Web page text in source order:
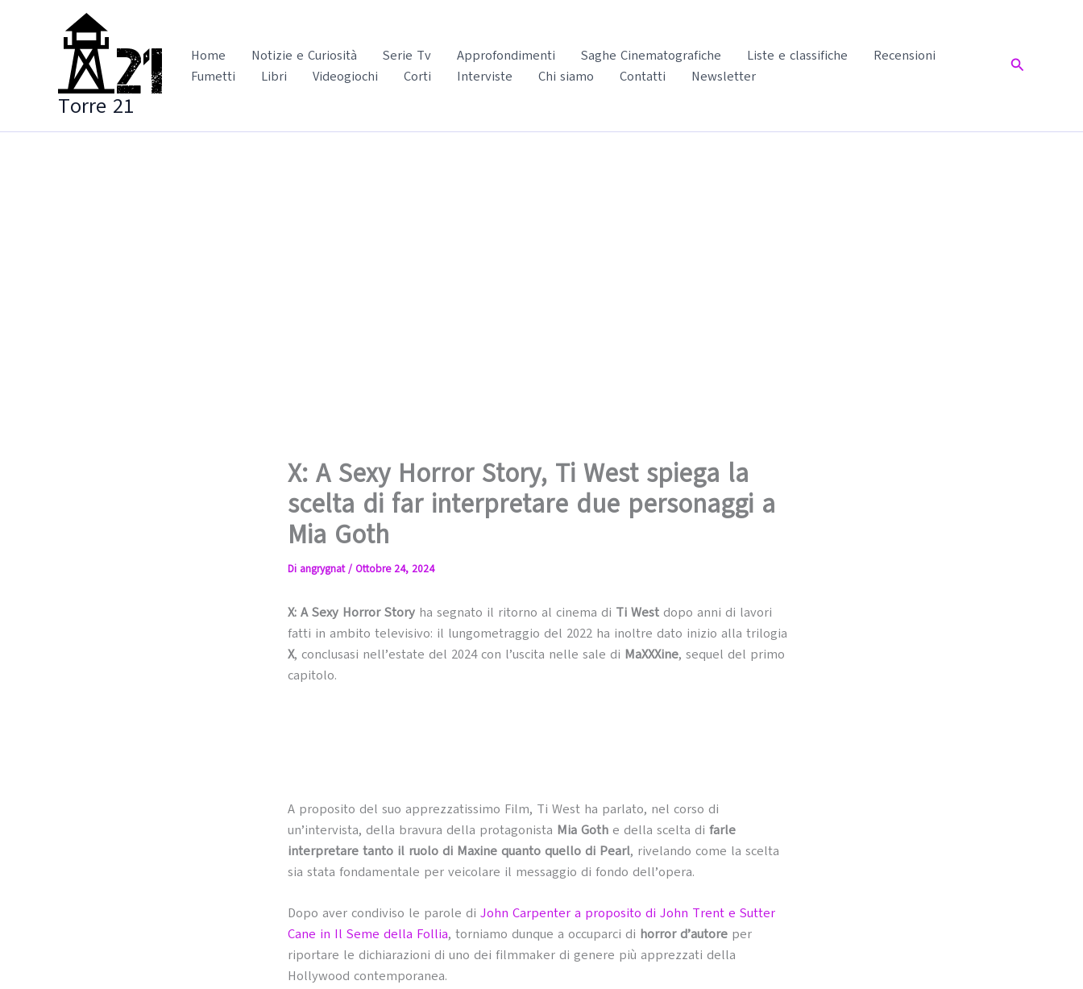
Torre 21
Home Notizie e Curiosità Serie Tv Approfondimenti Saghe Cinematografiche Liste e classifiche
Recensioni
Fumetti
Libri Videogiochi Corti Interviste Chi siamo Contatti Newsletter
Cerca
X: A Sexy Horror Story, Ti West spiega la
scelta di far interpretare due personaggi a
Mia Goth
Di angrygnat/ Ottobre 24, 2024
X: A Sexy Horror Story ha segnato il ritorno al cinema di Ti West dopo anni di lavori
fatti in ambito televisivo: il lungometraggio del 2022 ha inoltre dato inizio alla trilogia
X, conclusasi nell’estate del 2024 con l’uscita nelle sale di MaXXXine, sequel del primo
capitolo.
A proposito del suo apprezzatissimo Film, Ti West ha parlato, nel corso di
un’intervista, della bravura della protagonista Mia Goth e della scelta di farle
interpretare tanto il ruolo di Maxine quanto quello di Pearl, rivelando come la scelta
sia stata fondamentale per veicolare il messaggio di fondo dell’opera.
Dopo aver condiviso le parole di John Carpenter a proposito di John Trent e Sutter
Cane in Il Seme della Follia, torniamo dunque a occuparci di horror d’autore per
riportare le dichiarazioni di uno dei filmmaker di genere più apprezzati della
Hollywood contemporanea.